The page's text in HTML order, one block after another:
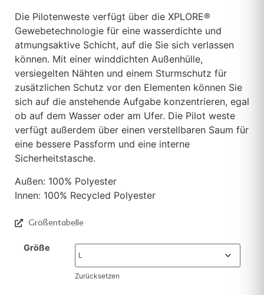
Die Pilotenweste verfügt über die XPLORE®
Gewebetechnologie für eine wasserdichte und
atmungsaktive Schicht, auf die Sie sich verlassen
können. Mit einer winddichten Außenhülle,
versiegelten Nähten und einem Sturmschutz für
zusätzlichen Schutz vor den Elementen können Sie
sich auf die anstehende Aufgabe konzentrieren, egal
ob auf dem Wasser oder am Ufer. Die Pilot weste
verfügt außerdem über einen verstellbaren Saum für
eine bessere Passform und eine interne
Sicherheitstasche.
Außen: 100% Polyester
Innen: 100% Recycled Polyester
Größentabelle
Größe
Zurücksetzen